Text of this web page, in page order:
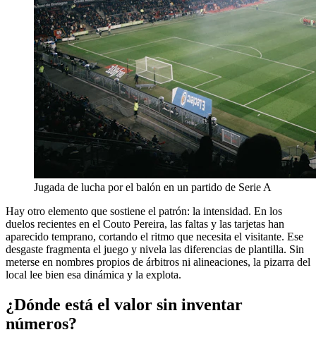
Jugada de lucha por el balón en un partido de Serie A
Hay otro elemento que sostiene el patrón: la intensidad. En los
duelos recientes en el Couto Pereira, las faltas y las tarjetas han
aparecido temprano, cortando el ritmo que necesita el visitante. Ese
desgaste fragmenta el juego y nivela las diferencias de plantilla. Sin
meterse en nombres propios de árbitros ni alineaciones, la pizarra del
local lee bien esa dinámica y la explota.
¿Dónde está el valor sin inventar
números?